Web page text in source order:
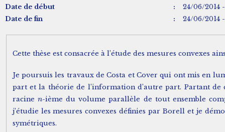
Date de début
:
24/06/2014
Date de fin
: 24/06/2014
Cette thèse est consacrée à l’étude des mesures convexes
Je poursuis les travaux de Costa et Cover qui ont mis en
part et la théorie de l’information d’autre part. Partant
racine n
n-ième du volume parallèle de tout ensemble
j’étudie les mesures convexes définies par Borell et je
symétriques.